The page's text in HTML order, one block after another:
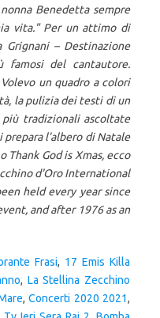
Benedetta sempre
vita." Per un attimo di
– Destinazione
famosi del cantautore.
un quadro a colori
la pulizia dei testi di un
più tradizionali ascoltate
l’albero di Natale
God is Xmas, ecco
d'Oro International
held every year since
and after 1976 as an
Frasi, 17 Emis Killa
, La Stellina Zecchino
,Concerti 2020 2021,